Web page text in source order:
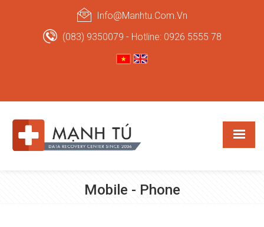
Info@manhtu.com.vn
(083) 9350079 - Hotline: 0926 5555 78
Mobile - Phone